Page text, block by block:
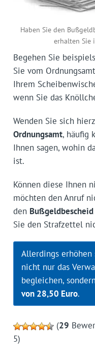
Haben Sie den
erhalten Sie
Begehen Sie
Sie vom
Ihrem
wenn Sie das
Wenden Sie sich
Ordnungsamt, häufig
Ihnen sagen, wohin
ist.
Können diese Ihnen
möchten den Anruf
den
Sie den Strafzettel
Allerdings erhöhen
nicht nur das
begleichen,
von 28,50 Euro.
(29
5)